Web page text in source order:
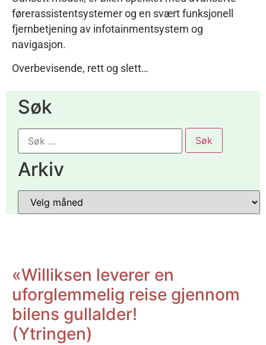
førerassistentsystemer og en svært funksjonell
fjernbetjening av infotainmentsystem og
navigasjon.
Overbevisende, rett og slett…
Søk
Arkiv
«Williksen leverer en
uforglemmelig reise gjennom
bilens gullalder!
(Ytringen)